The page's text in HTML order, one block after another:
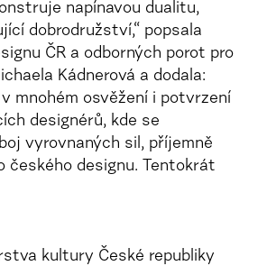
napínavou dualitu,
dobrodružství,“ popsala
ČR a odborných porot pro
Kádnerová a dodala:
mnohém osvěžení i potvrzení
designérů, kde se
vyrovnaných sil, příjemně
českého designu. Tentokrát
kultury České republiky